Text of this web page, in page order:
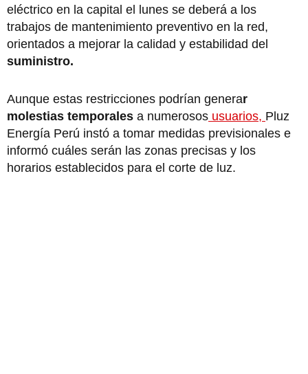
eléctrico en la capital el lunes se deberá a los
trabajos de mantenimiento preventivo en la red,
orientados a mejorar la calidad y estabilidad del
suministro.
Aunque estas restricciones podrían generar
molestias temporales a numerosos usuarios, Pluz
Energía Perú instó a tomar medidas previsionales e
informó cuáles serán las zonas precisas y los
horarios establecidos para el corte de luz.